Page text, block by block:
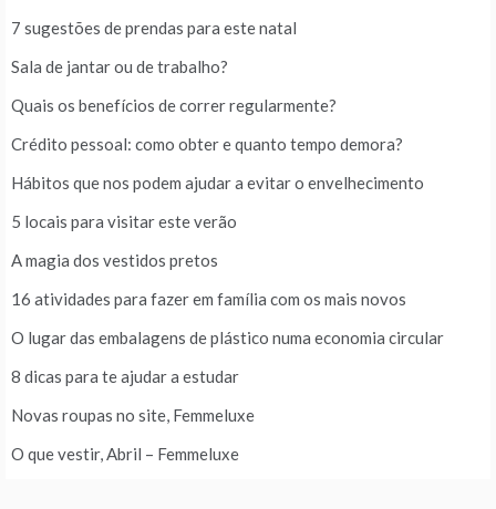
7 sugestões de prendas para este natal
Sala de jantar ou de trabalho?
Quais os benefícios de correr regularmente?
Crédito pessoal: como obter e quanto tempo demora?
Hábitos que nos podem ajudar a evitar o envelhecimento
5 locais para visitar este verão
A magia dos vestidos pretos
16 atividades para fazer em família com os mais novos
O lugar das embalagens de plástico numa economia circular
8 dicas para te ajudar a estudar
Novas roupas no site, Femmeluxe
O que vestir, Abril – Femmeluxe